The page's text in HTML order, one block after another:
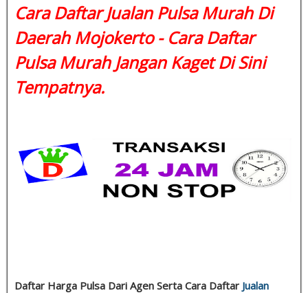
Cara Daftar Jualan Pulsa Murah Di
Daerah Mojokerto - Cara Daftar
Pulsa MurahJangan Kaget Di Sini
Tempatnya.
Daftar Harga Pulsa Dari Agen Serta Cara Daftar Jualan